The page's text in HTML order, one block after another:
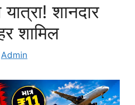
शानदार
शामिल
Admin